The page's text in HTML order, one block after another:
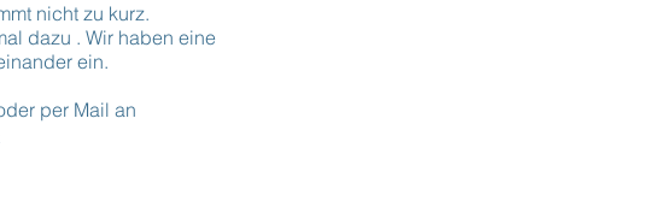
nicht zu kurz.
dazu . Wir haben eine
ein.
per Mail an